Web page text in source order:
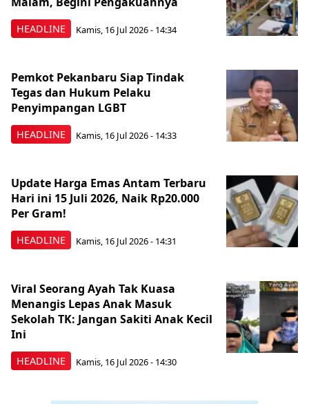
HEADLINE Kamis, 16 Jul 2026 - 14:34
HEADLINE
Pemkot Pekanbaru Siap Tindak
Tegas dan Hukum Pelaku
Penyimpangan LGBT
Kamis, 16 Jul 2026 - 14:33
HEADLINE
Update Harga Emas Antam Terbaru
Hari ini 15 Juli 2026, Naik Rp20.000
Per Gram!
Kamis, 16 Jul 2026 - 14:31
HEADLINE
Viral Seorang Ayah Tak Kuasa
Menangis Lepas Anak Masuk
Sekolah TK: Jangan Sakiti Anak Kecil
Ini
Kamis, 16 Jul 2026 - 14:30